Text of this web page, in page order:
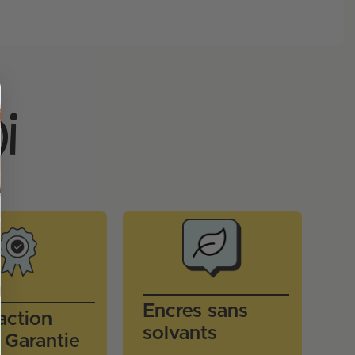
Encres sans
solvants